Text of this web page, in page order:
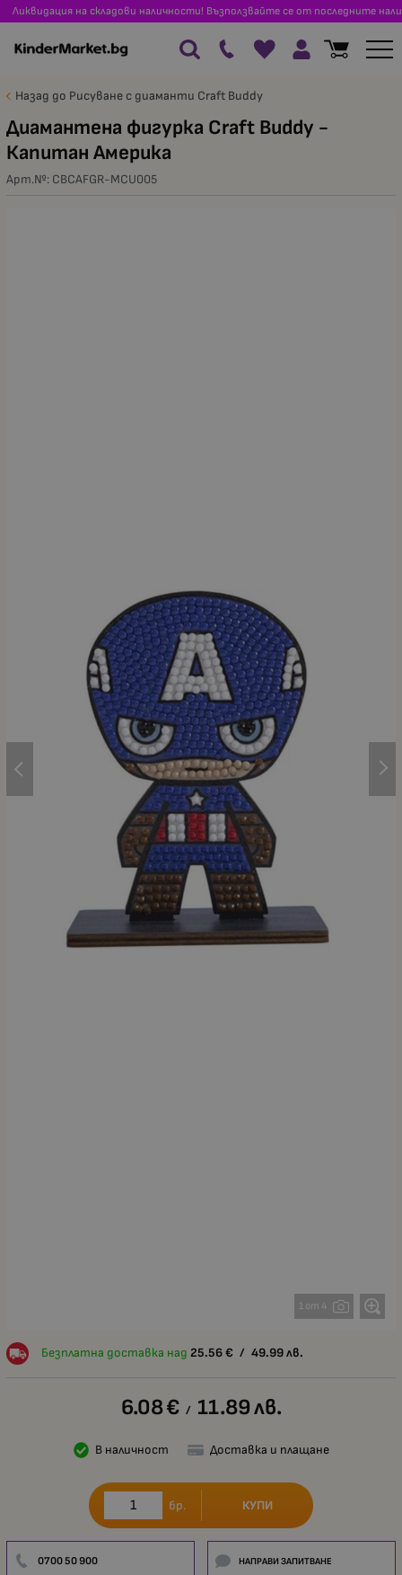
Ликвидация на складови наличности! Възползвайте се от последните
Назад до Рисуване с диаманти Craft Buddy
Диамантена фигурка Craft Buddy -
Капитан Америка
Арт.№: CBCAFGR-MCU005
1 от 4
Безплатна доставка над 25.56 € / 49.99 лв.
6.08€ / 11.89лв.
В наличност Доставка и плащане
бр. КУПИ
0700 50 900 НАПРАВИ ЗАПИТВАНЕ